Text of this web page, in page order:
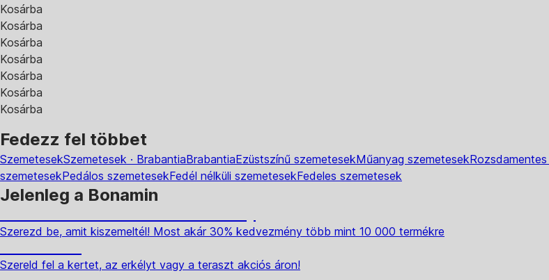
Kosárba
Kosárba
Kosárba
Kosárba
Kosárba
Kosárba
Kosárba
Fedezz fel többet
SzemetesekSzemetesek · BrabantiaBrabantiaEzüstszínű szemetesekMűanyag szemetesek
szemetesekPedálos szemetesekFedél nélküli szemetesekFedeles szemetesek
Jelenleg a Bonamin
Szerezd be, amit kiszemeltél! Most akár 30% kedvezmény több mint 10 000 termékre
Szereld fel a kertet, az erkélyt vagy a teraszt akciós áron!